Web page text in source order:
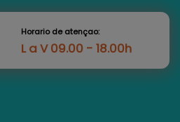
Horario de atençao:
L a V 09.00 - 18.00h